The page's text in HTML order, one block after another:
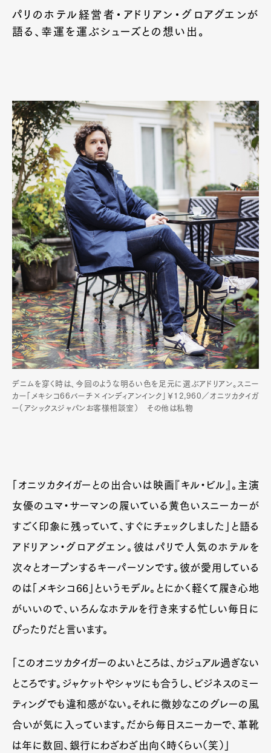
パリのホテル経営者・アドリアン・グロアグエンが
語る、幸運を運ぶシューズとの想い出。
デニムを穿く時は、今回のような明るい色を足元に選ぶアドリアン。スニー
カー「メキシコ66バーチ×インディアンインク」￥12,960／オニツカタイガ
ー（アシックスジャパンお客様相談室） その他は私物
「オニツカタイガーとの出合いは映画『キル・ビル』。主演
女優のユマ・サーマンの履いている黄色いスニーカーが
すごく印象に残っていて、すぐにチェックしました」と語る
アドリアン・グロアグエン。彼はパリで人気のホテルを
次々とオープンするキーパーソンです。彼が愛用している
のは「メキシコ66」というモデル。とにかく軽くて履き心地
がいいので、いろんなホテルを行き来する忙しい毎日に
ぴったりだと言います。
「このオニツカタイガーのよいところは、カジュアル過ぎない
ところです。ジャケットやシャツにも合うし、ビジネスのミー
ティングでも違和感がない。それに微妙なこのグレーの風
合いが気に入っています。だから毎日スニーカーで、革靴
は年に数回、銀行にわざわざ出向く時くらい（笑）」